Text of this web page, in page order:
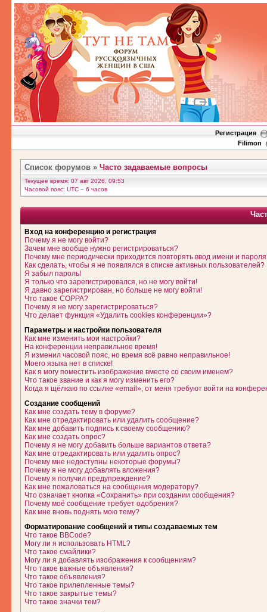
Регистрация
Filimon
Список форумов » Часто задаваемые вопросы
Текущее время: 07 авг 2026, 09:53
Часовой пояс: UTC − 6 часов
Вход на конференцию и регистрация
Почему я не могу войти?
Зачем мне вообще нужно регистрироваться?
Почему мне периодически приходится повторять ввод имени и
Как сделать, чтобы я не появлялся в списке активных пользователей?
Я забыл пароль!
Я только что зарегистрировался, но не могу войти!
Я давно зарегистрирован, но больше не могу войти!
Что такое COPPA?
Почему я не могу зарегистрироваться?
Что делает функция «Удалить cookies конференции»?
Параметры и настройки пользователя
Как мне изменить мои настройки?
На конференции неправильное время!
Я изменил часовой пояс, но время всё равно неправильное!
Моего языка нет в списке!
Как я могу поместить изображение вместе со своим именем?
Что такое звание и как я могу изменить его?
Когда я щёлкаю по ссылке «email», от меня требуют войти на
Создание сообщений
Как мне создать тему в форуме?
Как мне отредактировать или удалить сообщение?
Как мне добавить подпись к своему сообщению?
Как мне создать опрос?
Почему я не могу добавить больше вариантов ответа?
Как мне отредактировать или удалить опрос?
Почему мне недоступны некоторые форумы?
Почему я не могу добавлять вложения?
Почему я получил предупреждение?
Как мне пожаловаться на сообщения модератору?
Что означает кнопка «Сохранить» при создании сообщения?
Почему моё сообщение требует одобрения?
Как мне вновь поднять мою тему?
Форматирование сообщений и типы создаваемых тем
Что такое BBCode?
Могу ли я использовать HTML?
Что такое смайлики?
Могу ли я добавлять изображения к сообщениям?
Что такое важные объявления?
Что такое объявления?
Что такое прилепленные темы?
Что такое закрытые темы?
Что такое значки тем?